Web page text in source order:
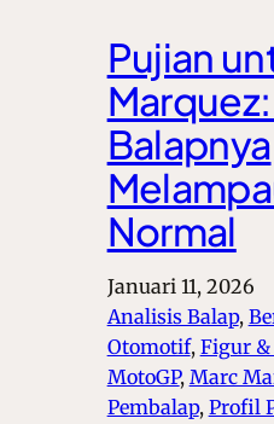
Pujian
Balapnya
Normal
Januari 11, 2026
Analisis Balap,
Otomotif, Figur &
MotoGP, Marc
Pembalap, Profil